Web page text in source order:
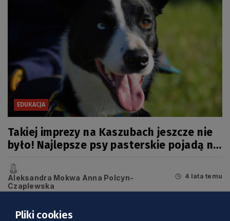
EDUKACJA
Takiej imprezy na Kaszubach jeszcze nie
było! Najlepsze psy pasterskie pojadą na
Aleksandra Mokwa Anna Polcyn-
Czaplewska
4 lata temu
Pliki cookies